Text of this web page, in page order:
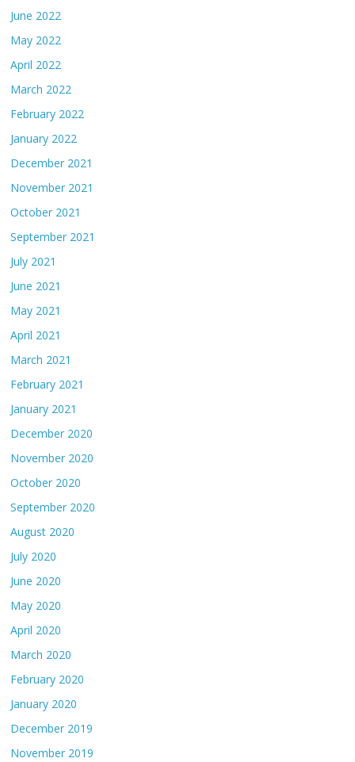
June 2022
May 2022
April 2022
March 2022
February 2022
January 2022
December 2021
November 2021
October 2021
September 2021
July 2021
June 2021
May 2021
April 2021
March 2021
February 2021
January 2021
December 2020
November 2020
October 2020
September 2020
August 2020
July 2020
June 2020
May 2020
April 2020
March 2020
February 2020
January 2020
December 2019
November 2019